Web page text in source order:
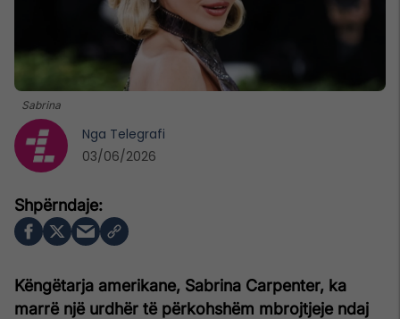
Sabrina
Këngëtarja amerikane, Sabrina Carpenter, ka
marrë një urdhër të përkohshëm mbrojtjeje ndaj
Nga Telegrafi
03/06/2026